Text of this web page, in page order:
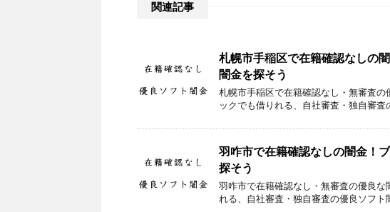
関連記事
札幌市手稲区で在籍確認なしの
闇金を探そう
札幌市手稲区で在籍確認なし・無審査
ックでも借りれる、自社審査・独自審査
羽咋市で在籍確認なしの闇金！
探そう
羽咋市で在籍確認なし・無審査の優良
れる、自社審査・独自審査の優良ソフト